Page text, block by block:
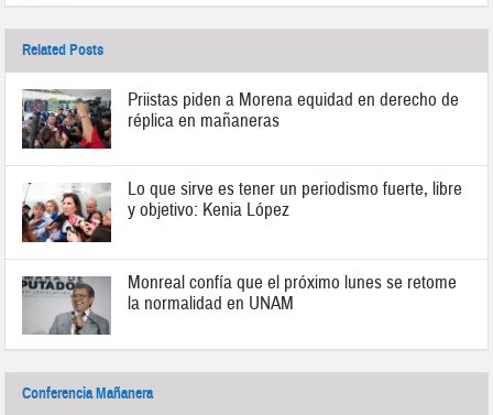
Related Posts
Priistas piden a Morena equidad en derecho de
réplica en mañaneras
Lo que sirve es tener un periodismo fuerte, libre
y objetivo: Kenia López
Monreal confía que el próximo lunes se retome
la normalidad en UNAM
Conferencia Mañanera